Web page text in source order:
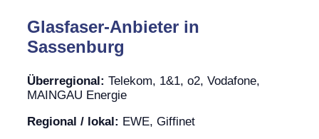
Glasfaser-Anbieter in
Sassenburg
Überregional: Telekom, 1&1, o2, Vodafone,
MAINGAU Energie
Regional / lokal: EWE, Giffinet